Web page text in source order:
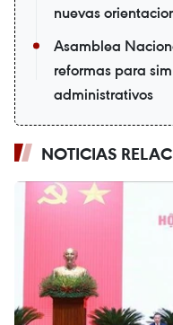
nuevas
Asamblea
reformas para
administrativos
NOTICIAS